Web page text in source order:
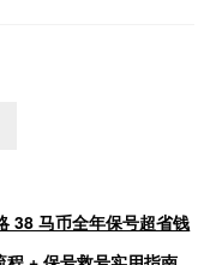
38 马币全年保号超省钱